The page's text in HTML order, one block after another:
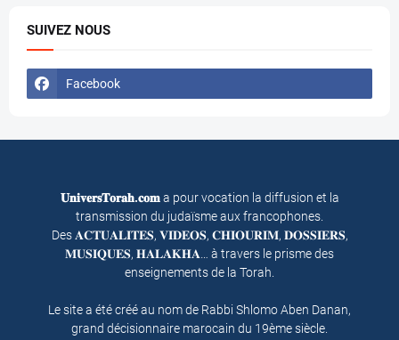
SUIVEZ NOUS
Facebook
𝐔𝐧𝐢𝐯𝐞𝐫𝐬𝐓𝐨𝐫𝐚𝐡.𝐜𝐨𝐦a pour vocation la diffusion et la
transmission du judaïsme aux francophones.
Des 𝐀𝐂𝐓𝐔𝐀𝐋𝐈𝐓𝐄𝐒, 𝐕𝐈𝐃𝐄𝐎𝐒, 𝐂𝐇𝐈𝐎𝐔𝐑𝐈𝐌, 𝐃𝐎𝐒𝐒𝐈𝐄𝐑𝐒,
𝐌𝐔𝐒𝐈𝐐𝐔𝐄𝐒, 𝐇𝐀𝐋𝐀𝐊𝐇𝐀… à travers le prisme des
enseignements de la Torah.
Le site a été créé au nom de Rabbi Shlomo Aben Danan,
grand décisionnaire marocain du 19ème siècle.